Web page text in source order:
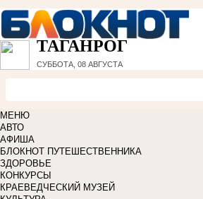
ТАГАНРОГ
СУББОТА, 08 АВГУСТА
МЕНЮ
АВТО
АФИША
БЛОКНОТ ПУТЕШЕСТВЕННИКА
ЗДОРОВЬЕ
КОНКУРСЫ
КРАЕВЕДЧЕСКИЙ МУЗЕЙ